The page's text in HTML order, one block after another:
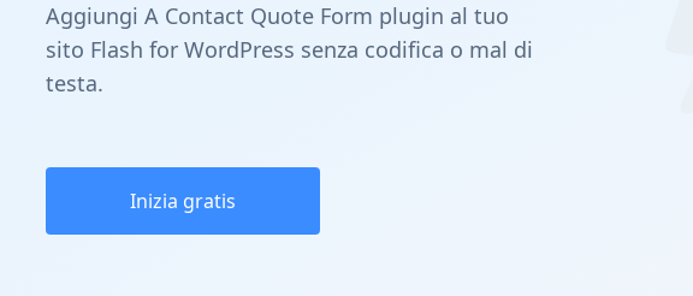
Aggiungi A Contact Quote Form plugin al tuo
sito Flash for WordPress senza codifica o mal di
testa.
Inizia gratis